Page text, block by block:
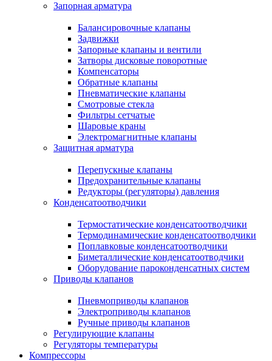
Запорная арматура
Балансировочные клапаны
Задвижки
Запорные клапаны и вентили
Затворы дисковые поворотные
Компенсаторы
Обратные клапаны
Пневматические клапаны
Смотровые стекла
Фильтры сетчатые
Шаровые краны
Электромагнитные клапаны
Защитная арматура
Перепускные клапаны
Предохранительные клапаны
Редукторы (регуляторы) давления
Конденсатоотводчики
Термостатические конденсатоотводчики
Термодинамические конденсатоотводчики
Поплавковые конденсатоотводчики
Биметаллические конденсатоотводчики
Оборудование пароконденсатных систем
Приводы клапанов
Пневмоприводы клапанов
Электроприводы клапанов
Ручные приводы клапанов
Регулирующие клапаны
Регуляторы температуры
Компрессоры